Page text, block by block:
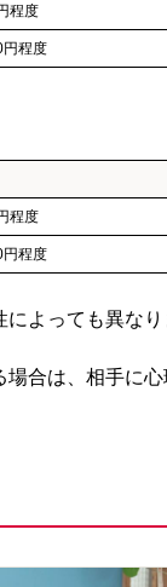
程度
程度
程度
程度
よっても異なり
合は、相手に